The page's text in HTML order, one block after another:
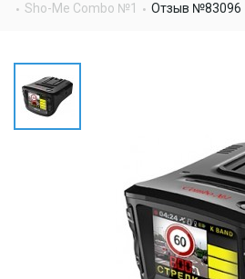
Sho-Me Combo №1
Отзыв №83096